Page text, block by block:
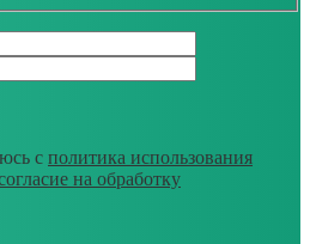
с политика использования
на обработку